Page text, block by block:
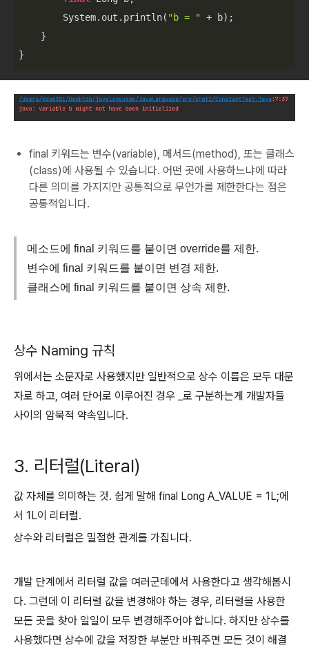
        System.out.println(
"b = " + b);
    }
}
final 키워드는 변수(variable), 메서드(method), 또는 클래스
(class)에 사용될 수 있습니다. 어떤 곳에 사용하느냐에 따라
다른 의미를 가지지만 공통적으로 무언가를 제한한다는 점은
공통적입니다.
메소드에 final 키워드를 붙이면 override를 제한.
변수에 final 키워드를 붙이면 변경 제한.
클래스에 final 키워드를 붙이면 상속 제한.
상수 Naming 규칙
위에서는 소문자로 사용했지만 일반적으로 상수 이름은 모두 대문
자로 하고, 여러 단어로 이루어진 경우 _로 구분하는게 개발자들
사이의 암묵적 약속입니다.
3. 리터럴(Literal)
값 자체를 의미하는 것. 쉽게 말해 final Long A_VALUE = 1L;에
서 1L이 리터럴.
상수와 리터럴은 밀접한 관계를 가집니다.
개발 단계에서 리터럴 값을 여러군데에서 사용한다고 생각해봅시
다. 그런데 이 리터럴 값을 변경해야 하는 경우, 리터럴을 사용한
모든 곳을 찾아 일일이 모두 변경해주어야 합니다. 하지만 상수를
사용했다면 상수에 값을 저장한 부분만 바꿔주면 모든 것이 해결